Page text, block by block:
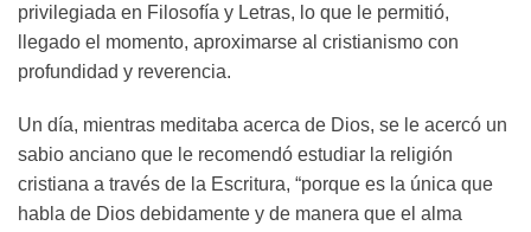
privilegiada en Filosofía y Letras, lo que le permitió,
llegado el momento, aproximarse al cristianismo con
profundidad y reverencia.
Un día, mientras meditaba acerca de Dios, se le acercó un
sabio anciano que le recomendó estudiar la religión
cristiana a través de la Escritura, “porque es la única que
habla de Dios debidamente y de manera que el alma